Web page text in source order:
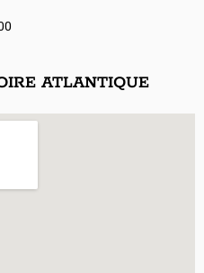
ATLANTIQUE